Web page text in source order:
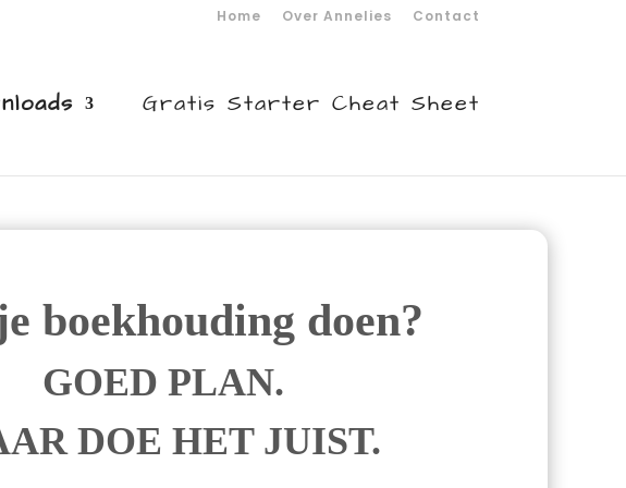
Home Over Annelies Contact
Gratis Starter Cheat Sheet
boekhouding doen?
GOED PLAN.
DOE HET JUIST.